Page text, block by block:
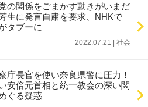
の関係をごまかす動きがいまだ
生に発言自粛を要求、NHKで
タブーに
2022.07.21 | 社会
庁長官を使い奈良県警に圧力！
安倍元首相と統一教会の深い関
ぐる疑惑